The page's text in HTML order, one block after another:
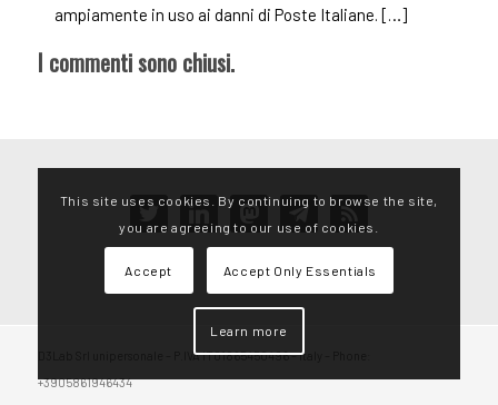
ampiamente in uso ai danni di Poste Italiane. […]
I commenti sono chiusi.
twitterlinkedinmastodontelegramrss
D3Lab Srl unipersonale – P.IVA IT01865450496 – Italy – Phone:
+3905861946434
This site uses cookies. By continuing to browse the site,
you are agreeing to our use of cookies.
Accept Accept Only Essentials
Learn more